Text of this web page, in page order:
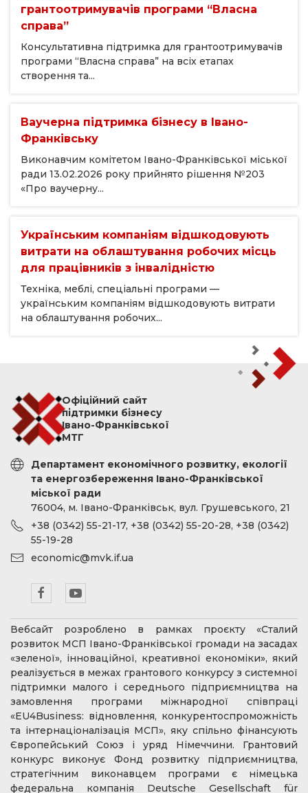
грантоотримувачів програми “Власна
справа”
Консультативна підтримка для грантоотримувачів
програми “Власна справа” на всіх етапах
створення та...
Ваучерна підтримка бізнесу в Івано-
Франківську
Виконавчим комітетом Івано-Франківської міської
ради 13.02.2026 року прийнято рішення №203
«Про ваучерну...
Українським компаніям відшкодовують
витрати на облаштування робочих місць
для працівників з інвалідністю
Техніка, меблі, спеціальні програми —
українським компаніям відшкодовують витрати
на облаштування робочих...
Офіційний сайт
підтримки бізнесу
Івано-Франківської
МТГ
Департамент економічного розвитку, екології
та енергозбереження Івано-Франківської
міської ради
76004, м. Івано-Франківськ, вул. Грушевського, 21
+38 (0342) 55-21-17, +38 (0342) 55-20-28, +38 (0342)
55-19-28
economic@mvk.if.ua
Вебсайт розроблено в рамках проєкту «Сталий
розвиток МСП Івано-Франківської громади на засадах
«зеленої», інноваційної, креативної економіки», який
реалізується в межах грантового конкурсу з системної
підтримки малого і середнього підприємництва на
замовлення програми міжнародної співпраці
«EU4Business: відновлення, конкурентоспроможність
та інтернаціоналізація МСП», яку спільно фінансують
Європейський Союз і уряд Німеччини. Грантовий
конкурс виконує Фонд розвитку підприємництва,
стратегічним виконавцем програми є німецька
федеральна компанія Deutsche Gesellschaft für